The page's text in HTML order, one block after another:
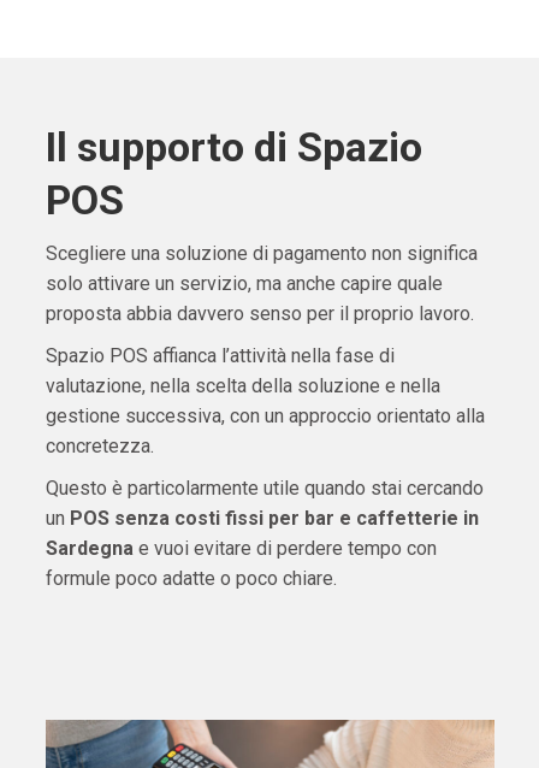
Il supporto di Spazio
POS
Scegliere una soluzione di pagamento non significa
solo attivare un servizio, ma anche capire quale
proposta abbia davvero senso per il proprio lavoro.
Spazio POS affianca l’attività nella fase di
valutazione, nella scelta della soluzione e nella
gestione successiva, con un approccio orientato alla
concretezza.
Questo è particolarmente utile quando stai cercando
un POS senza costi fissi per bar e caffetterie in
Sardegnae vuoi evitare di perdere tempo con
formule poco adatte o poco chiare.